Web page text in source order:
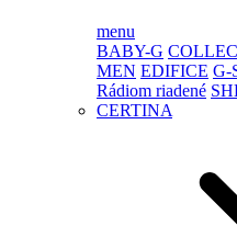
menu
BABY-G
MEN EDIFICE G-
Rádiom riadené
CERTINA